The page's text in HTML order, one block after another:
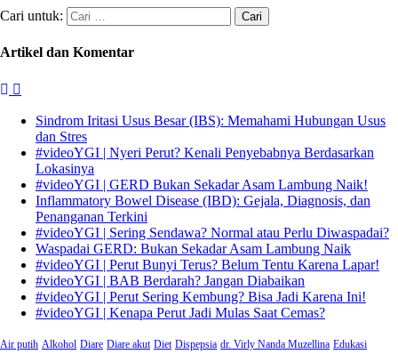
Cari untuk:
Artikel dan Komentar
Sindrom Iritasi Usus Besar (IBS): Memahami Hubungan Usus
dan Stres
#videoYGI | Nyeri Perut? Kenali Penyebabnya Berdasarkan
Lokasinya
#videoYGI | GERD Bukan Sekadar Asam Lambung Naik!
Inflammatory Bowel Disease (IBD): Gejala, Diagnosis, dan
Penanganan Terkini
#videoYGI | Sering Sendawa? Normal atau Perlu Diwaspadai?
Waspadai GERD: Bukan Sekadar Asam Lambung Naik
#videoYGI | Perut Bunyi Terus? Belum Tentu Karena Lapar!
#videoYGI | BAB Berdarah? Jangan Diabaikan
#videoYGI | Perut Sering Kembung? Bisa Jadi Karena Ini!
#videoYGI | Kenapa Perut Jadi Mulas Saat Cemas?
Air putih Alkohol Diare Diare akut Diet Dispepsia dr. Virly Nanda Muzellina Edukasi